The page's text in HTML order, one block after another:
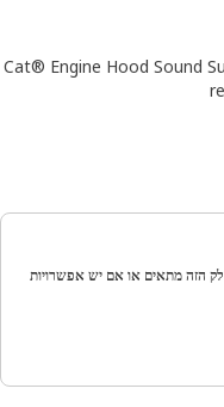
Cat® Engine Hood
מתאים או אם יש אפשרויות